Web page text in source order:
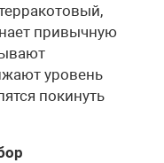
привычную
уровень
покинуть